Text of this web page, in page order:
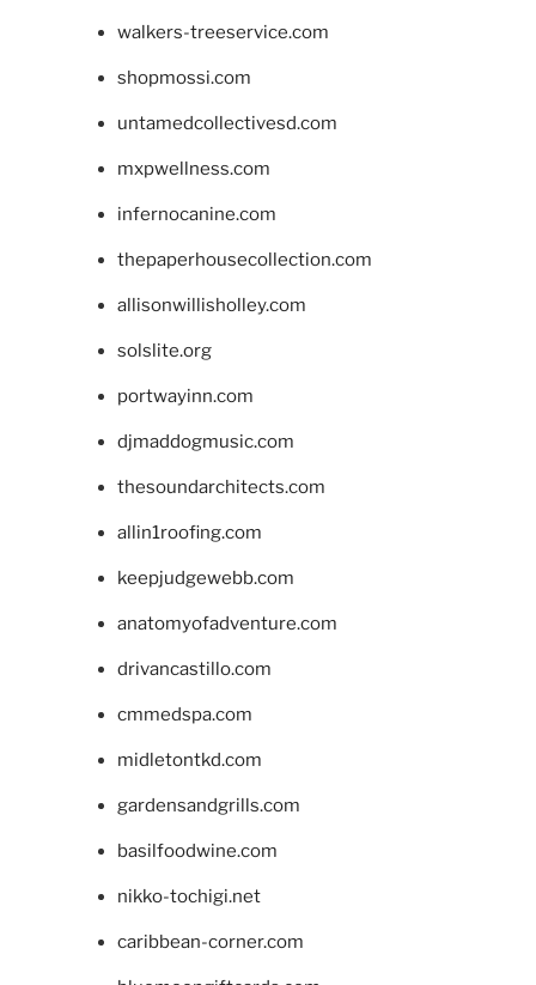
walkers-treeservice.com
shopmossi.com
untamedcollectivesd.com
mxpwellness.com
infernocanine.com
thepaperhousecollection.com
allisonwillisholley.com
solslite.org
portwayinn.com
djmaddogmusic.com
thesoundarchitects.com
allin1roofing.com
keepjudgewebb.com
anatomyofadventure.com
drivancastillo.com
cmmedspa.com
midletontkd.com
gardensandgrills.com
basilfoodwine.com
nikko-tochigi.net
caribbean-corner.com